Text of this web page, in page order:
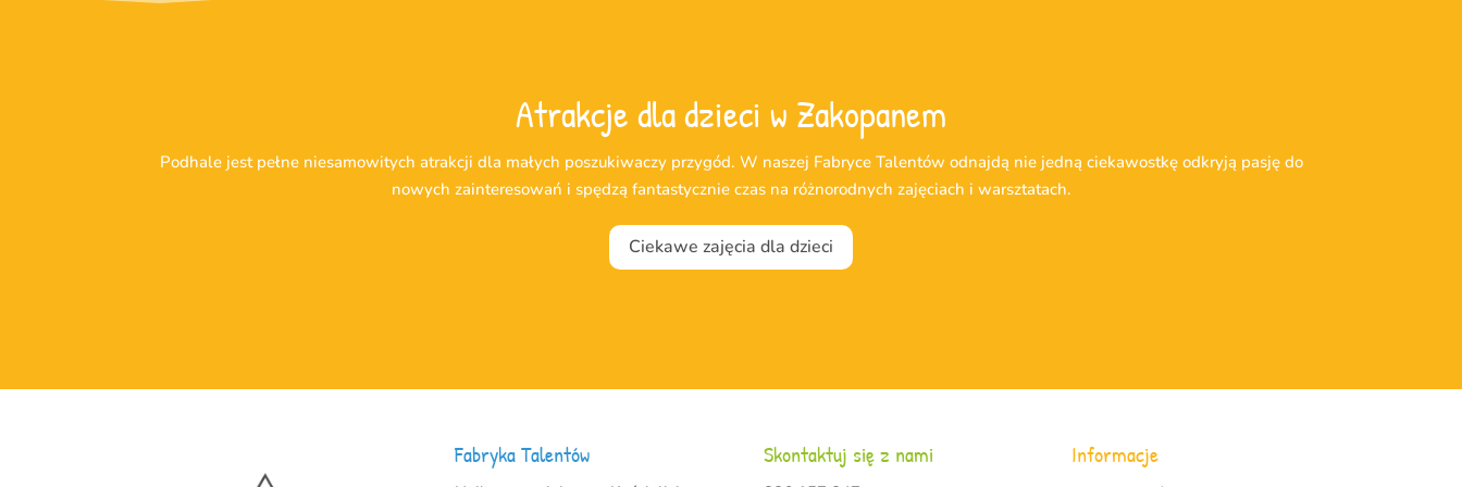
Atrakcje dla dzieci w Zakopanem
Podhale jest pełne niesamowitych atrakcji dla małych poszukiwaczy przygód. W naszej Fabryce Talentów odnajdą nie jedną ciekawostkę odkryją pasję do
nowych zainteresowań i spędzą fantastycznie czas na różnorodnych zajęciach i warsztatach.
Ciekawe zajęcia dla dzieci
Fabryka Talentów Skontaktuj się z nami Informacje